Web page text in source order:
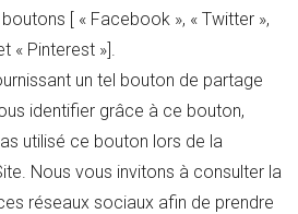
[ « Facebook », « Twitter »,
« Pinterest »].
un tel bouton de partage
identifier grâce à ce bouton,
utilisé ce bouton lors de la
Nous vous invitons à consulter la
réseaux sociaux afin de prendre